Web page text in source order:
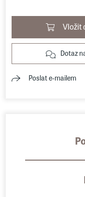
Vložit
Dotaz
Poslat e-mailem